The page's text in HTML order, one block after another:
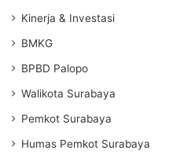
Kinerja & Investasi
BMKG
BPBD Palopo
Walikota Surabaya
Pemkot Surabaya
Humas Pemkot Surabaya